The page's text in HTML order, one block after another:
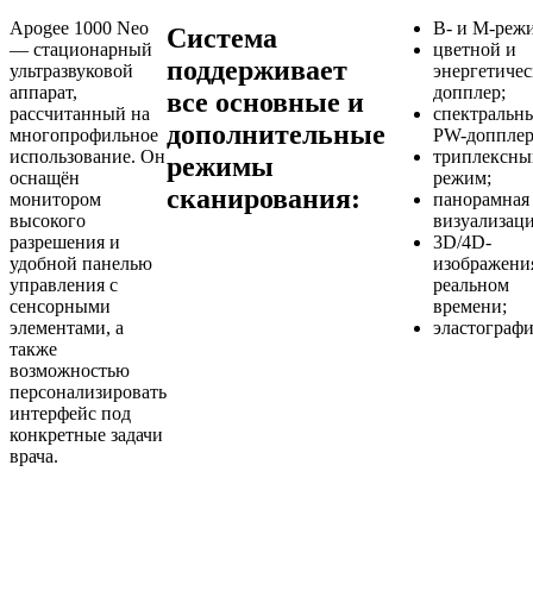
Apogee 1000 Neo
— стационарный
ультразвуковой
аппарат,
рассчитанный на
многопрофильное
использование. Он
оснащён
монитором
высокого
разрешения и
удобной панелью
управления с
сенсорными
элементами, а
также
возможностью
персонализировать
интерфейс под
конкретные задачи
врача.
Система
поддерживает
все основные и
дополнительные
режимы
сканирования:
B- и M-
цветной и
допплер;
PW-
режим;
панорамная
3D/4D-
реальном
времени;